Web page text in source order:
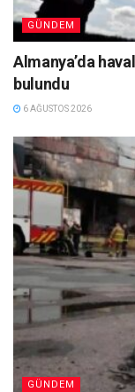
GÜNDEM
Almanya’da
bulundu
6 AĞUSTOS 2026
GÜNDEM